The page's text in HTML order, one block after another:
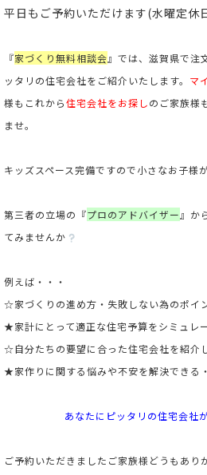
平日もご予約いただけます(水曜定休
『家づくり無料相談会』では、滋賀県で注
ッタリの住宅会社をご紹介いたします。 マ
様もこれから住宅会社をお探しのご家族様
ませ。
キッズスペース完備ですので小さなお子様
第三者の立場の 『プロのアドバイザー 』 か
てみませんか
例えば・・・
☆家づくりの進め方・失敗しない為のポイ
★家計にとって適正な住宅予算をシミュレ
☆自分たちの要望に合った住宅会社を紹介
★家作りに関する悩みや不安を解決できる
あなたにピッタリの住宅会社
ご予約いただきましたご家族様どうもあり